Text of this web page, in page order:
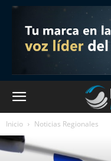
Inicio Noticias Regionales